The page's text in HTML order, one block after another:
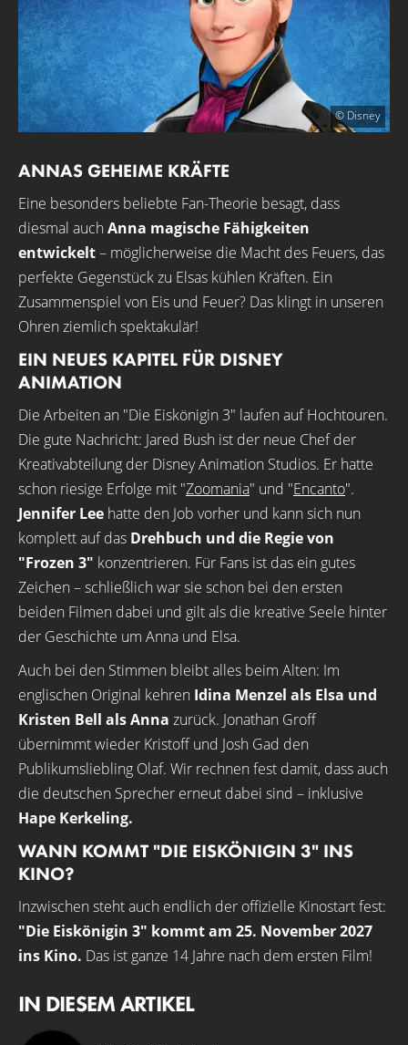
© Disney
ANNAS GEHEIME KRÄFTE
Eine besonders beliebte Fan-Theorie besagt, dass
diesmal auch Anna magische Fähigkeiten
entwickelt– möglicherweise die Macht des Feuers, das
perfekte Gegenstück zu Elsas kühlen Kräften. Ein
Zusammenspiel von Eis und Feuer? Das klingt in unseren
Ohren ziemlich spektakulär!
EIN NEUES KAPITEL FÜR DISNEY
ANIMATION
Die Arbeiten an "Die Eiskönigin 3" laufen auf Hochtouren.
Die gute Nachricht: Jared Bush ist der neue Chef der
Kreativabteilung der Disney Animation Studios. Er hatte
schon riesige Erfolge mit "Zoomania" und "Encanto".
Jennifer Lee hatte den Job vorher und kann sich nun
komplett auf das Drehbuch und die Regie von
"Frozen 3" konzentrieren. Für Fans ist das ein gutes
Zeichen – schließlich war sie schon bei den ersten
beiden Filmen dabei und gilt als die kreative Seele hinter
der Geschichte um Anna und Elsa.
Auch bei den Stimmen bleibt alles beim Alten: Im
englischen Original kehren Idina Menzel als Elsa und
Kristen Bell als Anna zurück. Jonathan Groff
übernimmt wieder Kristoff und Josh Gad den
Publikumsliebling Olaf. Wir rechnen fest damit, dass auch
die deutschen Sprecher erneut dabei sind – inklusive
Hape Kerkeling.
WANN KOMMT "DIE EISKÖNIGIN 3" INS
KINO?
Inzwischen steht auch endlich der offizielle Kinostart fest:
"Die Eiskönigin 3" kommt am 25. November 2027
ins Kino. Das ist ganze 14 Jahre nach dem ersten Film!
IN DIESEM ARTIKEL